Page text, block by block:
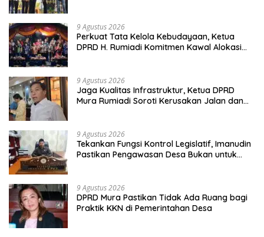
9 Agustus 2026
Perkuat Tata Kelola Kebudayaan, Ketua
DPRD H. Rumiadi Komitmen Kawal Alokasi
9 Agustus 2026
Jaga Kualitas Infrastruktur, Ketua DPRD
Mura Rumiadi Soroti Kerusakan Jalan dan
9 Agustus 2026
Tekankan Fungsi Kontrol Legislatif, Imanudin
Pastikan Pengawasan Desa Bukan untuk
9 Agustus 2026
DPRD Mura Pastikan Tidak Ada Ruang bagi
Praktik KKN di Pemerintahan Desa